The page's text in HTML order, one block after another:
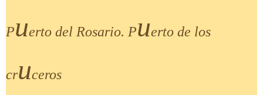
Puerto del Rosario. Puerto de los
cruceros